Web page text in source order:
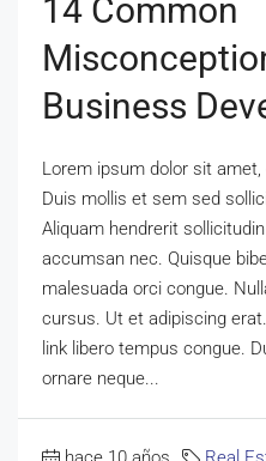
14 Common
Business
Lorem ipsum dolor sit
Duis mollis et sem sed
Aliquam hendrerit
accumsan nec. Quisque
malesuada orci congue.
cursus. Ut et adipiscing
link libero tempus congue.
ornare neque...